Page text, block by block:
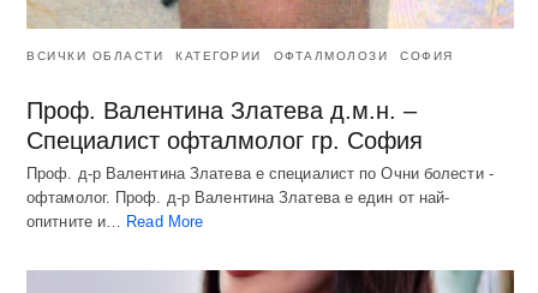
ВСИЧКИ ОБЛАСТИ КАТЕГОРИИ ОФТАЛМОЛОЗИ СОФИЯ
Проф. Валентина Златева д.м.н. –
Специалист офталмолог гр. София
Проф. д-р Валентина Златева е специалист по Очни болести -
офтамолог. Проф. д-р Валентина Златева е един от най-
опитните и… Read More